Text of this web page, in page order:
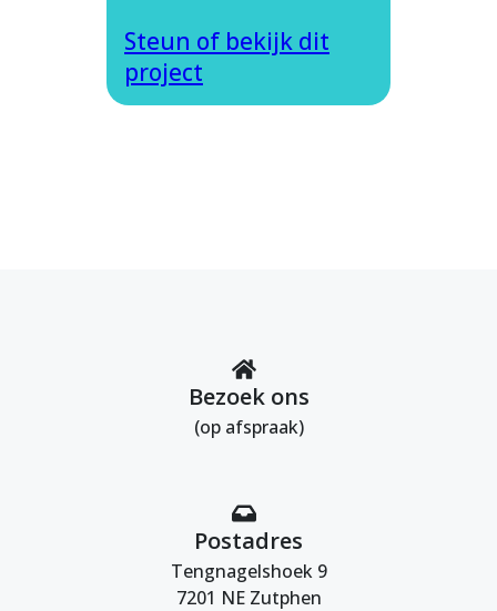
Steun of bekijk dit
project
Bezoek ons
(op afspraak)
Postadres
Tengnagelshoek 9
7201 NE Zutphen